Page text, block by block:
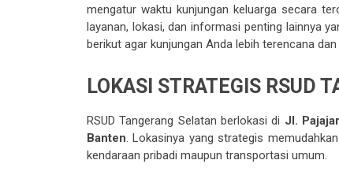
mengatur waktu kunjungan keluarga secara
layanan, lokasi, dan informasi penting lainnya
berikut agar kunjungan Anda lebih terencana dan
LOKASI STRATEGIS RSUD
RSUD Tangerang Selatan berlokasi di Jl.
Banten. Lokasinya yang strategis
kendaraan pribadi maupun transportasi umum.